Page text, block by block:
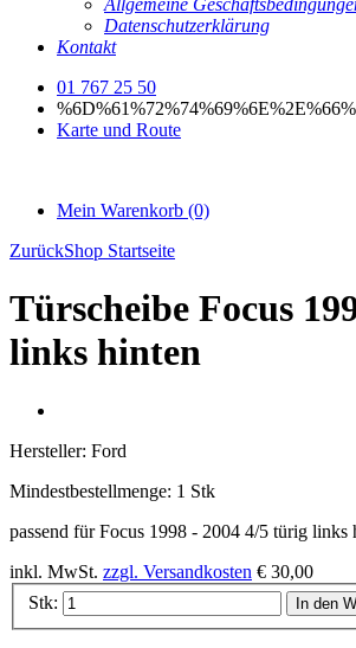
Allgemeine
Datenschutzerklärung
Kontakt
01 767 25 50
Karte und Route
Mein Warenkorb (0)
ZurückShop Startseite
Türscheibe Focus
links hinten
Hersteller: Ford
Mindestbestellmenge: 1 Stk
passend für Focus 1998 - 2004 4/5 türig links
inkl. MwSt. zzgl. Versandkosten € 30,00
Stk:
In den